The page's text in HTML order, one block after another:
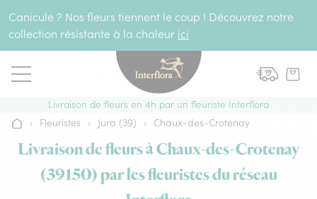
Canicule ? Nos fleurs tiennent le coup ! Découvrez notre
collection résistante à la chaleur ici
Livraison de fleurs en 4h par un fleuriste Interflora
Accueil
› Fleuristes › Jura (39) › Chaux-des-Crotenay
Livraison de fleurs à Chaux-des-Crotenay
(39150) par les fleuristes du réseau